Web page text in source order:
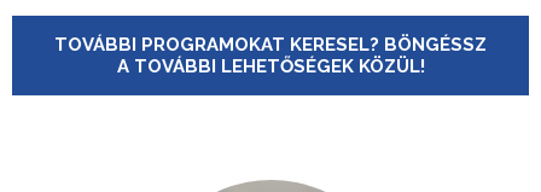
TOVÁBBI PROGRAMOKAT KERESEL? BÖNGÉSSZ
A TOVÁBBI LEHETŐSÉGEK KÖZÜL!